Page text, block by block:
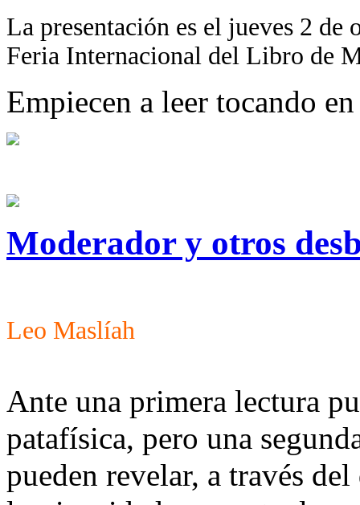
La presentación es el jueves 2
Feria Internacional del Libro de
Empiecen a leer tocando
Moderador y otros
Leo Maslíah
Ante una primera lectura
patafísica, pero una
pueden revelar, a través